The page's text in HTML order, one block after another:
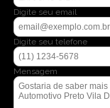
Digite seu email
Digite seu telefone
Mensagem